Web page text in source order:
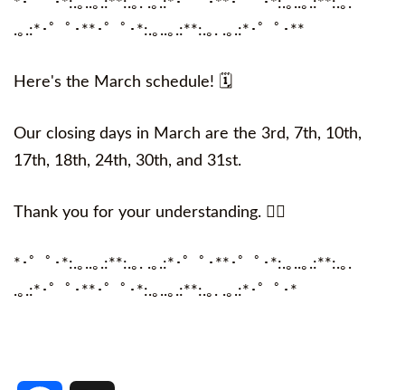
*･゜ﾟ･*:.｡..｡.:**:.｡. .｡.:*･゜ﾟ･**･゜ﾟ･*:.｡..｡.:**:.｡.
.｡.:*･゜ﾟ･**･゜ﾟ･*:.｡..｡.:**:.｡. .｡.:*･゜ﾟ･**
Here's the March schedule! 🗓️
Our closing days in March are the 3rd, 7th, 10th,
17th, 18th, 24th, 30th, and 31st.
Thank you for your understanding. 🙇‍♀️
* ･゜ﾟ･ *:.｡ ..｡ .:**:.｡ . .｡ .:* ･゜ﾟ･ ** ･゜ﾟ･ *:.｡ ..｡ .:**:.｡ .
.｡ .:* ･゜ﾟ･ ** ･゜ﾟ･ *:.｡ ..｡ .:**:.｡ . .｡ .:* ･゜ﾟ･ *